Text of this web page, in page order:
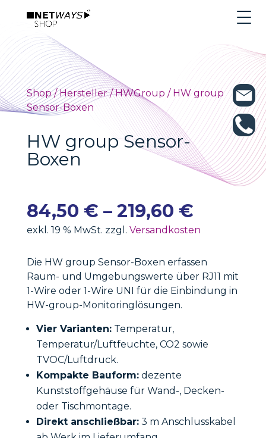
Shop/Hersteller/HWGroup / HW group
Sensor-Boxen
HW group Sensor-
Boxen
84,50 € – 219,60 €
exkl. 19 % MwSt. zzgl. Versandkosten
Die HW group Sensor-Boxen erfassen
Raum- und Umgebungswerte über RJ11 mit
1-Wire oder 1-Wire UNI für die Einbindung in
HW-group-Monitoringlösungen.
Vier Varianten:Temperatur,
Temperatur/Luftfeuchte, CO2 sowie
TVOC/Luftdruck.
Kompakte Bauform:dezente
Kunststoffgehäuse für Wand-, Decken-
oder Tischmontage.
Direkt anschließbar:3 m Anschlusskabel